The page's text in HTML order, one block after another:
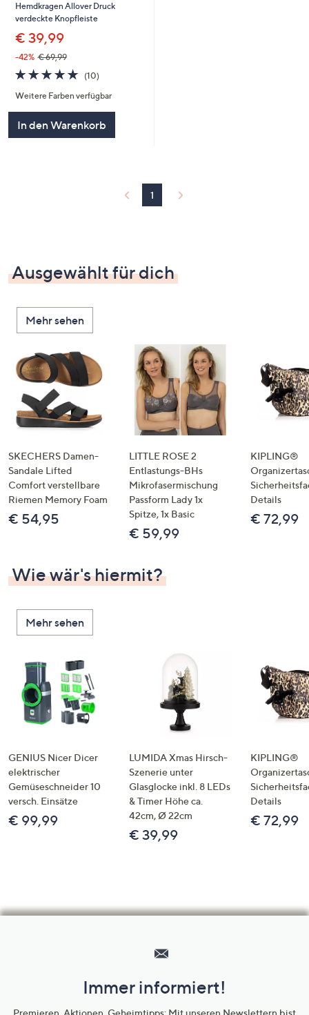
Hemdkragen Allover Druck
verdeckte Knopfleiste
€ 39,99
-42% € 69,99
4.7
von
5
(10)10
Weitere Farben verfügbar
In den Warenkorb
1
Ausgewählt für dich
Mehr sehen
SKECHERS Damen-
Sandale Lifted
Comfort verstellbare
Riemen Memory Foam
€ 54,95
LITTLE ROSE 2
Entlastungs-BHs
Mikrofasermischung
Passform Lady 1x
Spitze, 1x Basic
€ 59,99
KIPLING®
Details
€ 72,99
Wie wär's hiermit?
Mehr sehen
GENIUS Nicer Dicer
elektrischer
Gemüseschneider 10
versch. Einsätze
€ 99,99
LUMIDA Xmas Hirsch-
Szenerie unter
Glasglocke inkl. 8 LEDs
& Timer Höhe ca.
42cm, Ø 22cm
€ 39,99
KIPLING®
Details
€ 72,99
Unternehmensinformationen
Immer informiert!
Premieren, Aktionen, Geheimtipps: Mit unseren Newslettern bist